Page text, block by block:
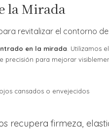
la Mirada
revitalizar el contorno
en la mirada . Utilizamos
precisión para mejorar
cansados o envejecidos
recupera firmeza,